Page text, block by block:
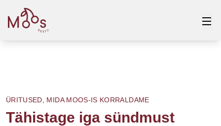
ÜRITUSED, MIDA MOOS-IS KORRALDAME
Tähistage iga sündmust